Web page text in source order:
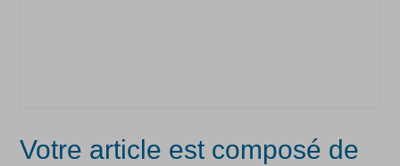
Votre article est composé de